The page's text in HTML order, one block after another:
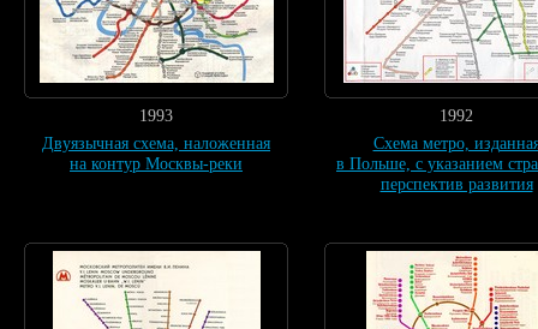
1993
Двуязычная схема, наложенная
на контур Москвы-реки
1992
Схема метро,
в Польше, с указанием
перспектив развития